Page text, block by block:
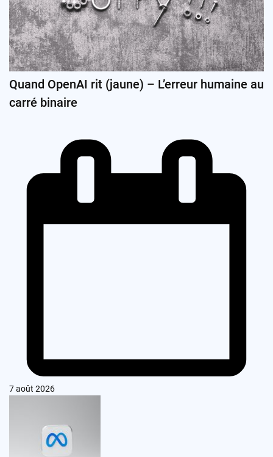
Quand OpenAI rit (jaune) – L’erreur humaine au
carré binaire
7 août 2026